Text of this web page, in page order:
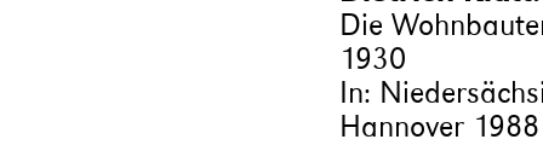
Die
1930
In:
Hannover 1988